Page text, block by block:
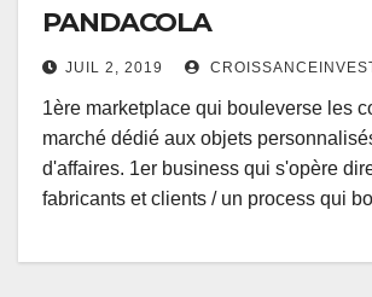
PANDACOLA
JUIL 2, 2019
1ère marketplace qui bouleverse les
marché dédié aux objets
d'affaires. 1er business qui s'opère
fabricants et clients / un process qui